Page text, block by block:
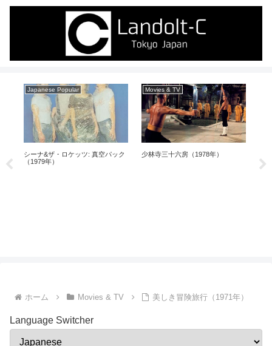
Japanese Popular
シーナ&ザ・ロケッツ: 真空パック
（1979年）
Movies & TV
少林寺三十六房（1978年）
ホーム Movies & TV 美しき冒険旅行（1971年）
Language Switcher